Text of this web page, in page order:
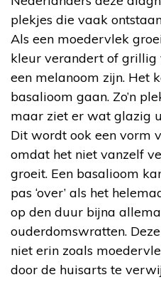
plekjes die vaak
Als een moedervlek
kleur verandert of grillig
een melanoom zijn. Het
basalioom gaan. Zo’n
maar ziet er wat glazig
Dit wordt ook een vorm
omdat het niet vanzelf
groeit. Een basalioom
pas ‘over’ als het
op den duur bijna
ouderdomswratten.
niet erin zoals
door de huisarts te